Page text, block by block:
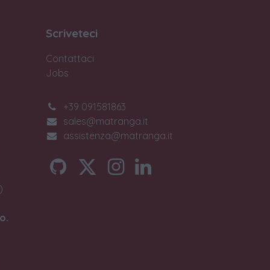
Scriveteci
Contattaci
Jobs
+39 091581863
sales@matranga.it
assistenza@matranga.it